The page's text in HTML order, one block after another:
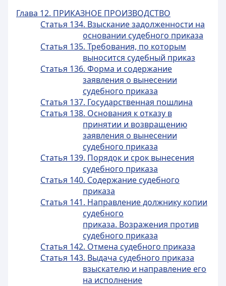
Глава 12. ПРИКАЗНОЕ ПРОИЗВОДСТВО
Статья 134. Взыскание задолженности на
основании судебного приказа
Статья 135. Требования, по которым
выносится судебный приказ
Статья 136. Форма и содержание
заявления о вынесении
судебного приказа
Статья 137. Государственная пошлина
Статья 138. Основания к отказу в
принятии и возвращению
заявления о вынесении
судебного приказа
Статья 139. Порядок и срок вынесения
судебного приказа
Статья 140. Содержание судебного
приказа
Статья 141. Направление должнику копии
судебного
приказа. Возражения против
судебного приказа
Статья 142. Отмена судебного приказа
Статья 143. Выдача судебного приказа
взыскателю и направление его
на исполнение